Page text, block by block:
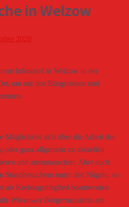
in Welzow
2020
Infostand in Welzow in der
um mit den Bürgerinnen und
Möglichkeit sich über die Arbeit der
oder ganz allgemein zu aktuellen
und auszutauschen. Aber auch
Standbesuchern unter den Nägeln, so
als Kreistagsmitglied beantworten
Wlezower Bürgermeisterin am